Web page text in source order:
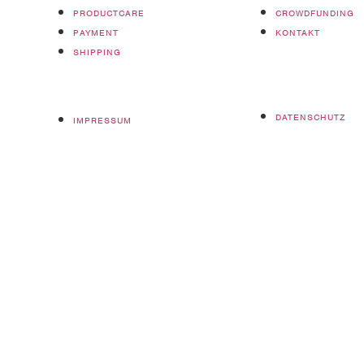
PRODUCTCARE
PAYMENT
SHIPPING
IMPRESSUM
CROWDFUNDING
KONTAKT
DATENSCHUTZ